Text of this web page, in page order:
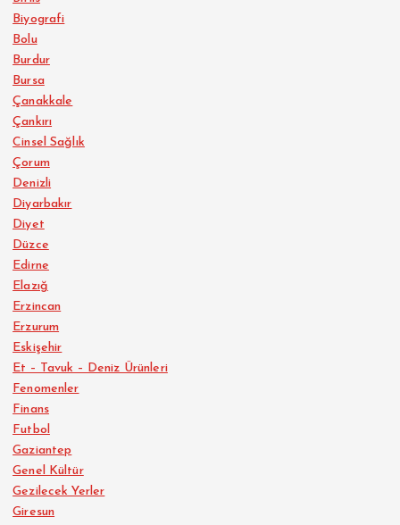
Biyografi
Bolu
Burdur
Bursa
Çanakkale
Çankırı
Cinsel Sağlık
Çorum
Denizli
Diyarbakır
Diyet
Düzce
Edirne
Elazığ
Erzincan
Erzurum
Eskişehir
Et – Tavuk – Deniz Ürünleri
Fenomenler
Finans
Futbol
Gaziantep
Genel Kültür
Gezilecek Yerler
Giresun